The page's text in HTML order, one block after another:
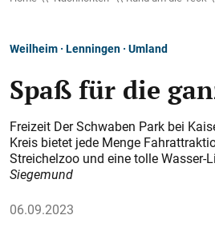
Weilheim · Lenningen · Umland
Spaß für die
Freizeit Der Schwaben Park bei
Kreis bietet jede Menge
Streichelzoo und eine tolle Wasser-
Siegemund
06.09.2023